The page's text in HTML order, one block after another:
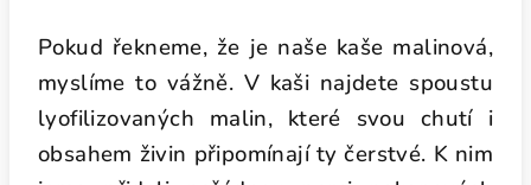
Pokud řekneme, že je naše kaše malinová,
myslíme to vážně. V kaši najdete spoustu
lyofilizovaných malin, které svou chutí i
obsahem živin připomínají ty čerstvé. K nim